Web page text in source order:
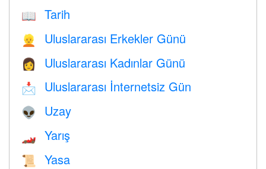
📖 Tarih
👱 Uluslararası Erkekler Günü
👩 Uluslararası Kadınlar Günü
📩 Uluslararası İnternetsiz Gün
👽 Uzay
🏎 Yarış
📜 Yasa